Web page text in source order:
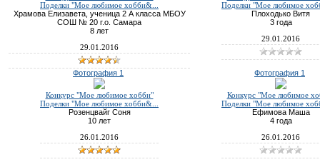
Поделки "Мое любимое хобби&...
Храмова Елизавета, ученица 2 А класса МБОУ
СОШ № 20 г.о. Самара
8 лет
29.01.2016
Поделки "Мое любимое
Плоходько Витя
3 года
29.01.2016
Фотография 1
Конкурс "Мое любимое хобби"
Поделки "Мое любимое хобби&...
Розенцвайг Соня
10 лет
26.01.2016
Фотография 1
Конкурс "Мое любимое
Поделки "Мое любимое
Ефимова Маша
4 года
26.01.2016